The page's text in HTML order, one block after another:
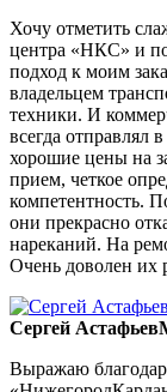
Хочу отметить
центра «НКС» и
подход к моим
владельцем
техники. И
всегда отправлял
хорошие цены на
прием, четкое
компетентность.
они прекрасно
нареканий. На
Очень доволен их
Сергей Астафьев
Выражаю